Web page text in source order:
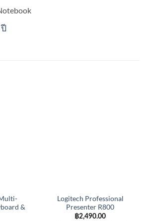
&
Logitech Professional
Presenter R800
฿2,490.00